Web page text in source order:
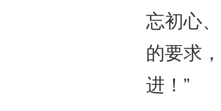
忘初心
的要求
进！”